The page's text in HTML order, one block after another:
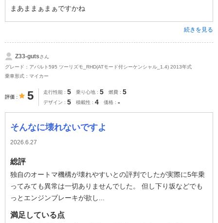
まあままぁまぁですかね
続きを見る
Z33-gutsさん
グレード：アバルト595 ツーリズモ_RHD(ATモード付シーケンシャル_1.4) 2013年式
乗車形式：マイカー
評価 5 走行性能 5 乗り心地 5 燃費 5
デザイン 5 積載性 4 価格 -
そんなに壊れないですよ
2026.6.27
総評
独自のオートマ機構が壊れやすいとの評判でしたが実際に5年乗
ってみても異常は一切ありませんでした。 但し下り坂などでも
っとエンジンブレーキが欲し...
満足している点